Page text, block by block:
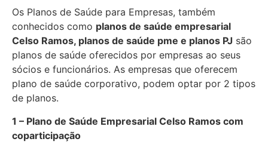
Os Planos de Saúde para Empresas, também
conhecidos como planos de saúde empresarial
Celso Ramos, planos de saúde pme e planos PJ são
planos de saúde oferecidos por empresas ao seus
sócios e funcionários. As empresas que oferecem
plano de saúde corporativo, podem optar por 2 tipos
de planos.
1 – Plano de Saúde Empresarial Celso Ramos com
coparticipação